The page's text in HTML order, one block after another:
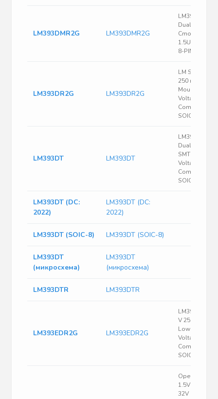
LM393DMR2G LM393DMR2G
LM393DMR2G
Dual
Cmos/ttl O/p,
1.5US 2 - 36
8-PIN MSOP
LM393DR2G LM393DR2G
LM Series 36
250 nA
Mount Low
Voltage Dual
Comparator -
SOIC-8
LM393DT LM393DT
LM393 Series
Dual 36 V
SMT Low
Voltage
Comparator -
SOIC-8
LM393DT (DC:
2022)
LM393DT (DC:
2022)
LM393DT (SOIC-8) LM393DT (SOIC-8)
LM393DT
(микросхема)
LM393DT
(микросхема)
LM393DTR LM393DTR
LM393EDR2G LM393EDR2G
LM393E
V 250 nA SMT
Low Offset
Voltage Dual
Comparator -
SOIC-8
Open
1.5V，3V 16V
32V 4.5mV@